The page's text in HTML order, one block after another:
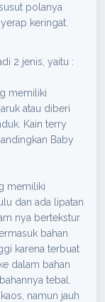
polanya
keringat.
2 jenis, yaitu :
memiliki
atau diberi
Kain terry
Baby
memiliki
dan ada lipatan
nya bertekstur
bahan
karena terbuat
dalam bahan
tebal.
namun jauh